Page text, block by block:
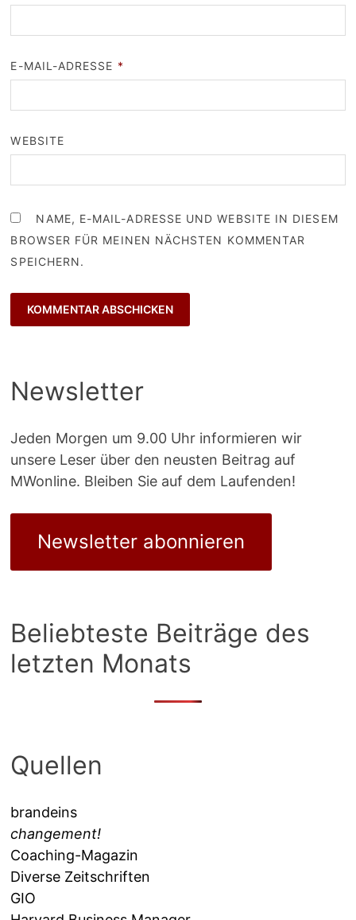
E-MAIL-ADRESSE *
WEBSITE
NAME, E-MAIL-ADRESSE UND WEBSITE IN DIESEM
BROWSER FÜR MEINEN NÄCHSTEN KOMMENTAR
SPEICHERN.
Newsletter
Jeden Morgen um 9.00 Uhr informieren wir
unsere Leser über den neusten Beitrag auf
MWonline. Bleiben Sie auf dem Laufenden!
Newsletter abonnieren
Beliebteste Beiträge des
letzten Monats
Quellen
brandeins
changement!
Coaching-Magazin
Diverse Zeitschriften
GIO